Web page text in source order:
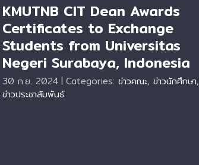
KMUTNB CIT Dean Awards
Certificates to Exchange
Students from Universitas
Negeri Surabaya, Indonesia
30 ก.ย. 2024 | Categories: ข่าวคณะ, ข่าวนักศึกษา,
ข่าวประชาสัมพันธ์